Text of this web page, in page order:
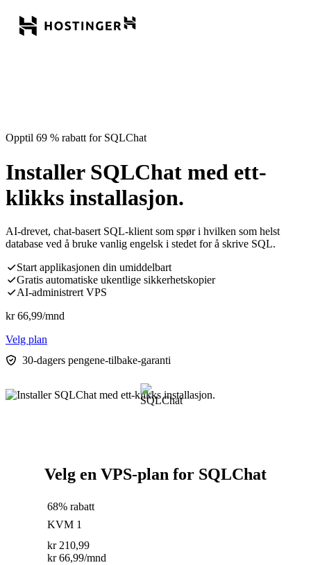
Opptil 69 % rabatt for SQLChat
Installer SQLChat med ett-
klikks installasjon.
AI-drevet, chat-basert SQL-klient som spør i hvilken som helst
database ved å bruke vanlig engelsk i stedet for å skrive SQL.
Start applikasjonen din umiddelbart
Gratis automatiske ukentlige sikkerhetskopier
AI-administrert VPS
kr 66,99/mnd
Velg plan
30-dagers pengene-tilbake-garanti
Velg en VPS-plan for SQLChat
68% rabatt
KVM 1
kr 210,99
kr 66,99/mnd